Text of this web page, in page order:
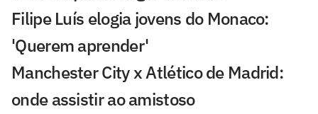
Filipe Luís elogia jovens do Monaco:
'Querem aprender'
Manchester City x Atlético de Madrid:
onde assistir ao amistoso